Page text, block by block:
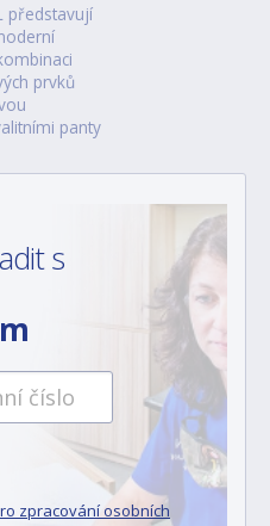
představují
prvků
panty
s
zpracování osobních